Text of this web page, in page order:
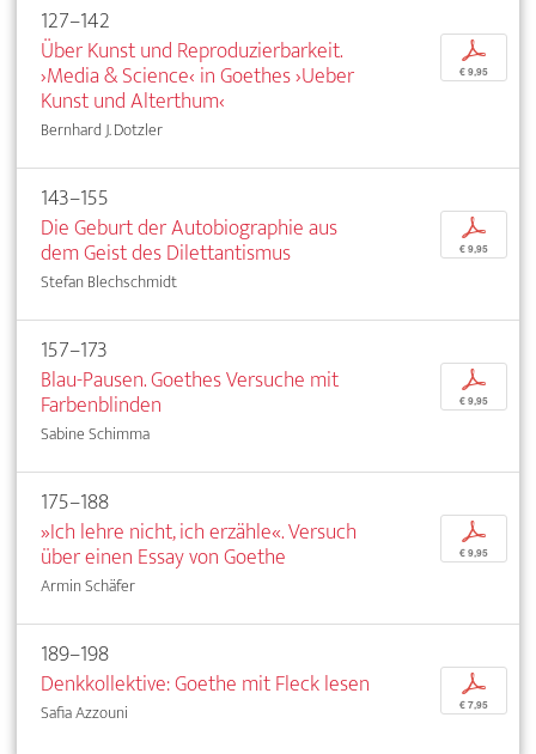
127–142
Über Kunst und Reproduzierbarkeit.
›Media & Science‹ in Goethes ›Ueber
Kunst und Alterthum‹
Bernhard J. Dotzler
p
€ 9,95
143–155
Die Geburt der Autobiographie aus
dem Geist des Dilettantismus
Stefan Blechschmidt
p
€ 9,95
157–173
Blau-Pausen. Goethes Versuche mit
Farbenblinden
Sabine Schimma
p
€ 9,95
175–188
»Ich lehre nicht, ich erzähle«. Versuch
über einen Essay von Goethe
Armin Schäfer
p
€ 9,95
189–198
Denkkollektive: Goethe mit Fleck lesen
Safia Azzouni
p
€ 7,95